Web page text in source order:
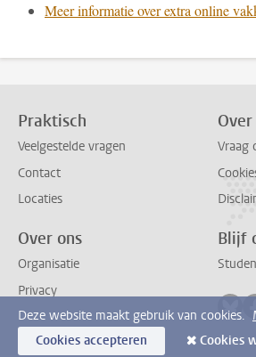
Meer informatie over extra online
Praktisch
Veelgestelde vragen
Contact
Locaties
Vraag
Over ons
Organisatie
Privacy
Blijf
Deze website maakt gebruik van cookies.
Cookies accepteren
Cookies